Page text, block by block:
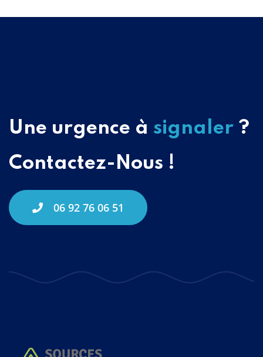
Une urgence à signaler ?
Contactez-Nous !
06 92 76 06 51